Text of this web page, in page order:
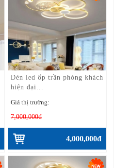
Đèn led ốp trần phòng khách
hiện đại...
Giá thị trường:
7,000,000đ
4,000,000đ